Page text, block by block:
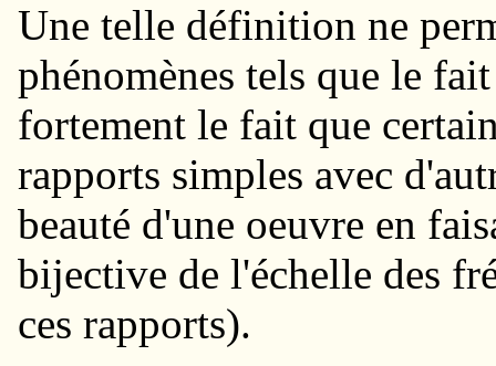
Une telle définition ne
phénomènes tels que le
fortement le fait que
rapports simples avec
beauté d'une oeuvre en
bijective de l'échelle des
ces rapports).